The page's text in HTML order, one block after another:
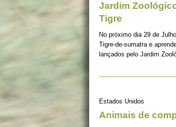
Jardim
Tigre
No próximo dia 29 de
Tigre-de-sumatra e
lançados pelo Jardim
Estados Unidos
Animais de